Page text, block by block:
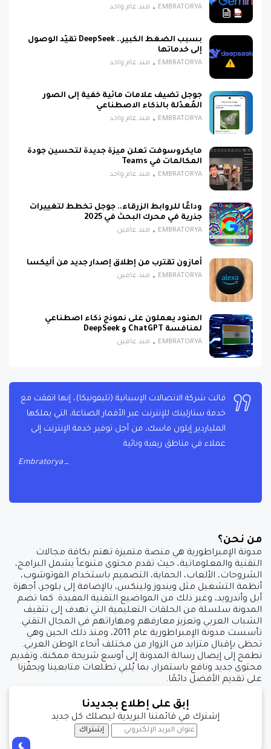
EMBRATORYA منذ عام واحد
بسبب الضغط الكبير.. DeepSeek تقيّد الوصول
إلى خدماتها
EMBRATORYA منذ عام واحد
جوجل تضيف علامات مائية خفية إلى الصور
المُعدّلة بالذكاء الاصطناعي
EMBRATORYA منذ عام واحد
مايكروسوفت تعلن ميزة جديدة لتحسين جودة
المكالمات في Teams
EMBRATORYA منذ عام واحد
وداعًا للروابط الزرقاء.. جوجل تخطط لتغييرات
جذرية في محرك البحث في 2025
EMBRATORYA منذ عامين
أمازون تقترب من إطلاق إصدار جديد من أليكسا
EMBRATORYA منذ عامين
الهنود يعملون على نموذج ذكاء اصطناعي
لمنافسة ChatGPT و DeepSeek
EMBRATORYA منذ عامين
قالت شركة الاتصالات الإسبانية (تليفونيكا)، إنها اتفقت مع
خدمة ستارلينك للإنترنت عبر الأقمار الصناعة، التي يملكها
الملياردير إيلون ماسك، من أجل توفير خدمة الإنترنت إلى
عملاء في مناطق ريفية ونائية.
Embratorya
من نحن؟
مدونة الإمبراطورية هي منصة متميزة تهتم بكافة مجالات
التقنية والمعلوماتية، حيث تقدم محتوى متنوعاً يشمل البرامج،
الشروحات، الألعاب، الحماية، التصميم باستخدام الفوتوشوب،
أنظمة التشغيل مثل ويندوز ولينكس، بالإضافة إلى بلوجر، أجهزة
أبل وأندرويد، وغير ذلك من المواضيع التقنية المفيدة. كما تضم
المدونة سلسلة من الحلقات التعليمية التي تهدف إلى تثقيف
الشباب العربي وتعزيز معارفهم ومهاراتهم في المجال التقني.
تأسست مدونة الإمبراطورية عام 2011، ومنذ ذلك الحين وهي
تحظى بإقبال متزايد من الزوار من مختلف أنحاء الوطن العربي.
نطمح إلى إيصال رسالة المدونة إلى أوسع شريحة ممكنة، وتقديم
محتوى جديد ونافع باستمرار، بما يُلبي تطلعات متابعينا ويحفّزنا
على تقديم الأفضل دائمًا.
إبق على إطلاع بجديدنا
إشترك في قائمتنا البريدية ليصلك كل جديد
إشتراك